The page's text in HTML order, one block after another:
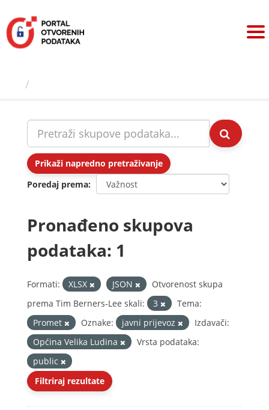
sadržaj
Prikaži napredno pretraživanje
Poredaj prema
Pronađeno skupova
podataka: 1
Formati: XLSX JSON
Otvorenost skupa
prema Tim Berners-Lee skali:
3
Tema:
Promet
Oznake: javni prijevoz
Izdavači:
Općina Velika Ludina
Vrsta podataka:
public
Filtriraj rezultate